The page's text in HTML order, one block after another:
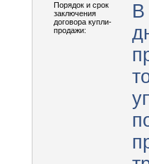
Порядок и срок
заключения
договора купли-
продажи:
В